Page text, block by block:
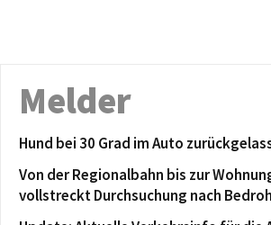
Melder
Hund bei 30 Grad im Auto
Von der Regionalbahn bis zur
vollstreckt Durchsuchung nach